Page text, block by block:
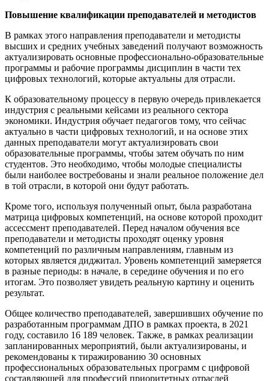
Повышение квалификации преподавателей и методистов
В рамках этого направления преподаватели и методисты
высших и средних учебных заведений получают возможность
актуализировать основные профессионально-образовательные
программы и рабочие программы дисциплин в части тех
цифровых технологий, которые актуальны для отрасли.
К образовательному процессу в первую очередь привлекается
индустрия с реальными кейсами из реального сектора
экономики. Индустрия обучает педагогов тому, что сейчас
актуально в части цифровых технологий, и на основе этих
данных преподаватели могут актуализировать свои
образовательные программы, чтобы затем обучать по ним
студентов. Это необходимо, чтобы молодые специалисты
были наиболее востребованы и знали реальное положение дел
в той отрасли, в которой они будут работать.
Кроме того, используя полученный опыт, была разработана
матрица цифровых компетенций, на основе которой проходит
ассессмент преподавателей. Перед началом обучения все
преподаватели и методисты проходят оценку уровня
компетенций по различным направлениям, главным из
которых является диджитал. Уровень компетенций замеряется
в разные периоды: в начале, в середине обучения и по его
итогам. Это позволяет увидеть реальную картину и оценить
результат.
Общее количество преподавателей, завершивших обучение по
разработанным программам ДПО в рамках проекта, в 2021
году, составило 16 189 человек. Также, в рамках реализации
запланированных мероприятий, были актуализированы, и
рекомендованы к тиражированию 30 основных
профессиональных образовательных программ с цифровой
составляющей для профессий приоритетных отраслей